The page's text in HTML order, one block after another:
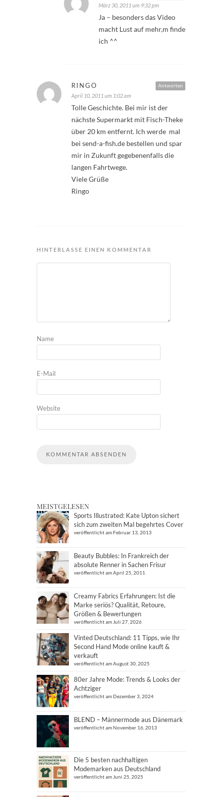
März 30, 2011 um 9:32 pm
Ja – besonders das Video
macht Lust auf mehr,m finde
ich ^^
Antworten
RINGO
April 10, 2011 um 1:02 am
Tolle Geschichte. Bei mir ist der
nächste Supermarkt mit Fisch-Theke
über 20 km entfernt. Ich werde mal
bei send-a-fish.de bestellen und spar
mir in Zukunft gegebenenfalls die
langen Fahrtwege.
Viele Grüße
Ringo
HINTERLASSE EINEN KOMMENTAR
Name
E-Mail
Website
MEISTGELESEN
Sports Illustrated: Kate Upton sichert
sich zum zweiten Mal begehrtes Cover
veröffentlicht am Februar 13, 2013
Beauty Bubbles: In Frankreich der
absolute Renner in Sachen Frisur
veröffentlicht am April 25, 2011
Creamy Fabrics Erfahrungen: Ist die
Marke seriös? Qualität, Retoure,
Größen & Bewertungen
veröffentlicht am Juli 27, 2026
Vinted Deutschland: 11 Tipps, wie Ihr
Second Hand Mode online kauft &
verkauft
veröffentlicht am August 30, 2025
80er Jahre Mode: Trends & Looks der
Achtziger
veröffentlicht am Dezember 3, 2024
BLEND – Männermode aus Dänemark
veröffentlicht am November 16, 2013
Die 5 besten nachhaltigen
Modemarken aus Deutschland
veröffentlicht am Juni 25, 2025